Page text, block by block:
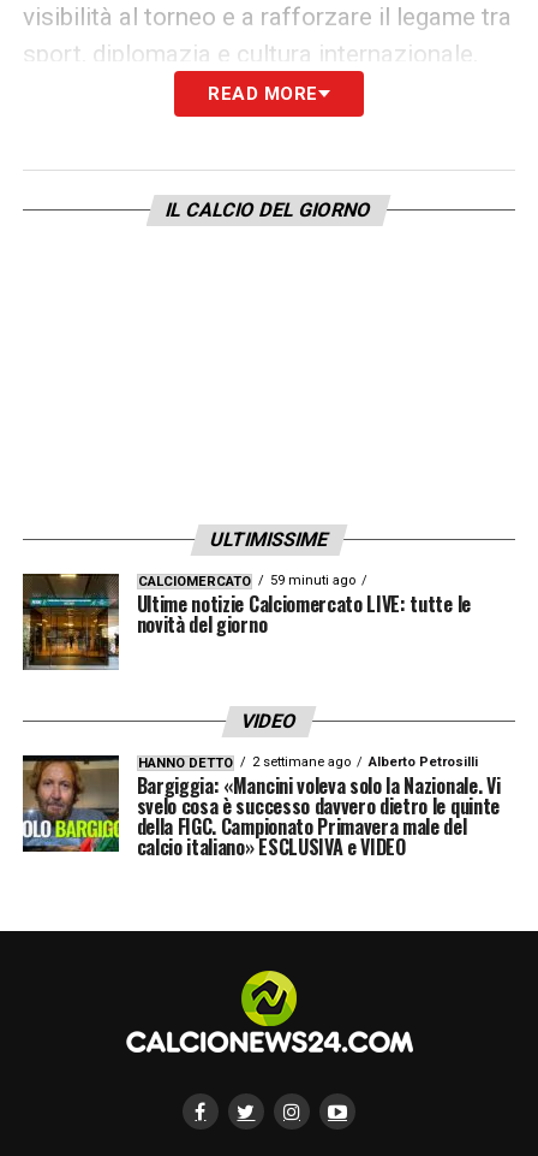
visibilità al torneo e a rafforzare il legame tra
sport, diplomazia e cultura internazionale.
Con la battuta su Pelé e il riconoscimento
voluto ricordare quanto lo sport sia
universale e capace di unire nazioni diverse,
READ MORE
IL CALCIO DEL GIORNO
ULTIMISSIME
CALCIOMERCATO 59 minuti ago
Ultime notizie Calciomercato LIVE: tutte le
novità del giorno
VIDEO
HANNO DETTO 2 settimane ago Alberto Petrosilli
Bargiggia: «Mancini voleva solo la Nazionale. Vi
svelo cosa è successo davvero dietro le quinte
della FIGC. Campionato Primavera male del
calcio italiano» ESCLUSIVA e VIDEO